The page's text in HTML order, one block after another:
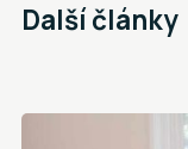
Další články